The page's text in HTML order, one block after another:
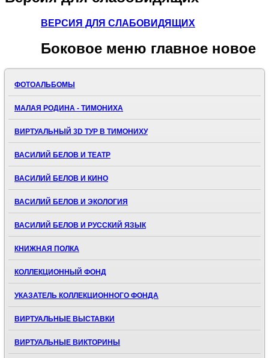
ВЕРСИЯ ДЛЯ СЛАБОВИДЯЩИХ
Боковое меню главное новое
ФОТОАЛЬБОМЫ
МАЛАЯ РОДИНА - ТИМОНИХА
ВИРТУАЛЬНЫЙ 3D ТУР В ТИМОНИХУ
ВАСИЛИЙ БЕЛОВ И ТЕАТР
ВАСИЛИЙ БЕЛОВ И КИНО
ВАСИЛИЙ БЕЛОВ И ЭКОЛОГИЯ
ВАСИЛИЙ БЕЛОВ И РУССКИЙ ЯЗЫК
КНИЖНАЯ ПОЛКА
КОЛЛЕКЦИОННЫЙ ФОНД
УКАЗАТЕЛЬ КОЛЛЕКЦИОННОГО ФОНДА
ВИРТУАЛЬНЫЕ ВЫСТАВКИ
ВИРТУАЛЬНЫЕ ВИКТОРИНЫ